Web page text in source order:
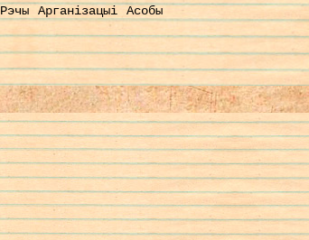
Рэчы Арганізацыі Асобы